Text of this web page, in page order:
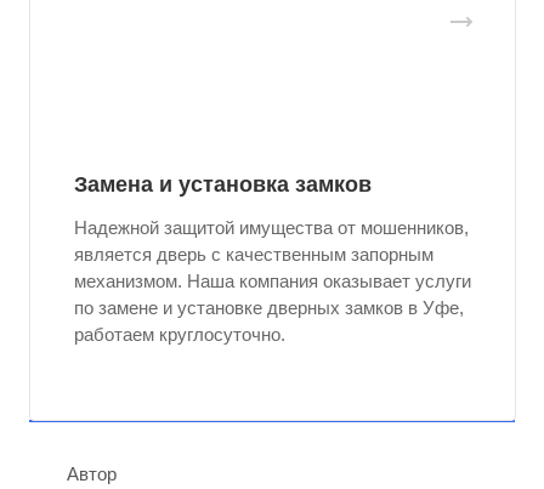
Замена и установка замков
Надежной защитой имущества от мошенников,
является дверь с качественным запорным
механизмом. Наша компания оказывает услуги
по замене и установке дверных замков в Уфе,
работаем круглосуточно.
Автор